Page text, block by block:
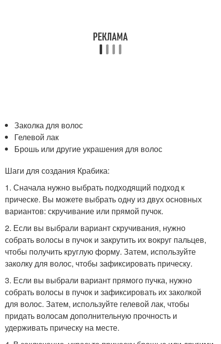
Заколка для волос
Гелевой лак
Брошь или другие украшения для волос
Шаги для создания Крабика:
1. Сначала нужно выбрать подходящий подход к
прическе. Вы можете выбрать одну из двух основных
вариантов: скручивание или прямой пучок.
2. Если вы выбрали вариант скручивания, нужно
собрать волосы в пучок и закрутить их вокруг пальцев,
чтобы получить круглую форму. Затем, используйте
заколку для волос, чтобы зафиксировать прическу.
3. Если вы выбрали вариант прямого пучка, нужно
собрать волосы в пучок и зафиксировать их заколкой
для волос. Затем, используйте гелевой лак, чтобы
придать волосам дополнительную прочность и
удерживать прическу на месте.